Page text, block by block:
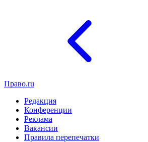
Право.ru
Редакция
Конференции
Реклама
Вакансии
Правила перепечатки